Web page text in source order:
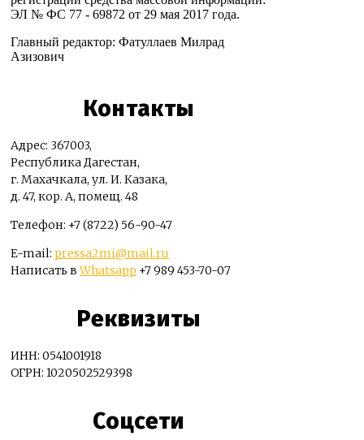
ЭЛ № ФС 77 - 69872 от 29 мая 2017 года.
Главный редактор: Фатуллаев Милрад
Азизович
Контакты
Адрес: 367003,
Республика Дагестан,
г. Махачкала, ул. И. Казака,
д. 47, кор. А, помещ. 48
Телефон: +7 (8722) 56-90-47
E-mail: pressa2mi@mail.ru
Написать вWhatsapp +7 989 453-70-07
Реквизиты
ИНН: 0541001918
ОГРН: 1020502529398
Соцсети